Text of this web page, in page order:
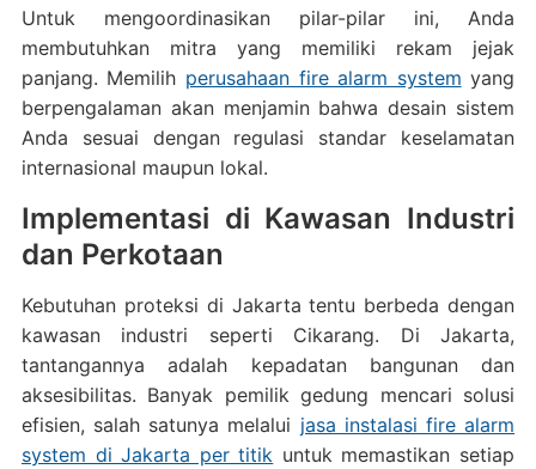
Untuk mengoordinasikan pilar-pilar ini, Anda
membutuhkan mitra yang memiliki rekam jejak
panjang. Memilih perusahaan fire alarm system yang
berpengalaman akan menjamin bahwa desain sistem
Anda sesuai dengan regulasi standar keselamatan
internasional maupun lokal.
Implementasi di Kawasan Industri
dan Perkotaan
Kebutuhan proteksi di Jakarta tentu berbeda dengan
kawasan industri seperti Cikarang. Di Jakarta,
tantangannya adalah kepadatan bangunan dan
aksesibilitas. Banyak pemilik gedung mencari solusi
efisien, salah satunya melalui jasa instalasi fire alarm
system di Jakarta per titik untuk memastikan setiap